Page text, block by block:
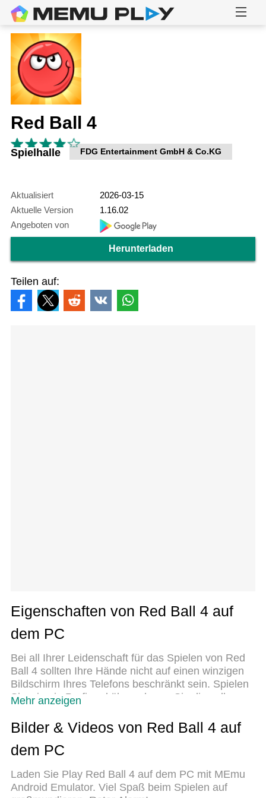
Red Ball 4
Spielhalle FDG Entertainment GmbH & Co.KG
Aktualisiert
2026-03-15
Aktuelle Version
1.16.02
Angeboten von
Herunterladen
Teilen auf:
Eigenschaften von Red Ball 4 auf
dem PC
Bei all Ihrer Leidenschaft für das Spielen von Red
Ball 4 sollten Ihre Hände nicht auf einen winzigen
Bildschirm Ihres Telefons beschränkt sein. Spielen
Sie wie ein Profi und übernehmen Sie die volle
Kontrolle über Ihr Spiel mit Tastatur und Maus.
MEmu bietet Ihnen all die Dinge, die Sie erwarten.
Laden Sie Red Ball 4 herunter und spielen Sie es
auf dem PC. Spielen Sie so lange, wie Sie wollen,
störende Anrufe. Das brandneue MEmu 9 ist die
beste Wahl, um Red Ball 4 auf dem PC zu spielen.
Mehr anzeigen
Bilder & Videos von Red Ball 4 auf
dem PC
Laden Sie Play Red Ball 4 auf dem PC mit MEmu
Android Emulator. Viel Spaß beim Spielen auf